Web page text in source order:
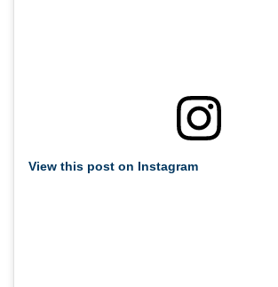
View this post on Instagram